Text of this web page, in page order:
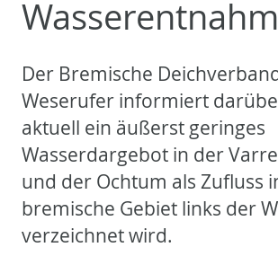
Der Bremische
Weserufer informiert
aktuell ein äußerst geringes
Wasserdargebot in der
und der Ochtum als Zufluss
bremische Gebiet links der
verzeichnet wird.